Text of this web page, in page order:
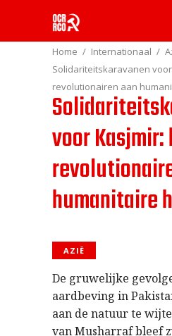
Home Internationaal
Solidariteitskaravanen
revolutionairen aan
voor Kasjmir:
humanitaire
AZIË
De gruwelijke
aardbeving in
aan de natuur te
van Musharraf bleef